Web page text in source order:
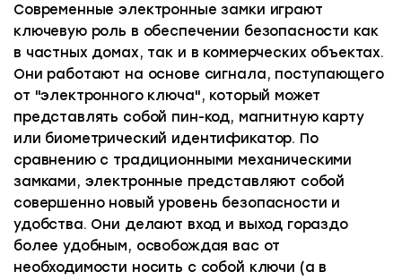
Современные электронные замки играют
ключевую роль в обеспечении безопасности как
в частных домах, так и в коммерческих объектах.
Они работают на основе сигнала, поступающего
от "электронного ключа", который может
представлять собой пин-код, магнитную карту
или биометрический идентификатор. По
сравнению с традиционными механическими
замками, электронные представляют собой
совершенно новый уровень безопасности и
удобства. Они делают вход и выход гораздо
более удобным, освобождая вас от
необходимости носить с собой ключи (а в